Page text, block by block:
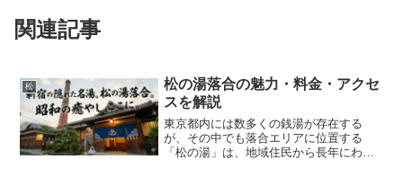
関連記事
松
松の湯落合の魅力・料金・アクセ
スを解説
東京都内には数多くの銭湯が存在する
が、その中でも落合エリアに位置する
「松の湯」は、地域住民から長年にわた